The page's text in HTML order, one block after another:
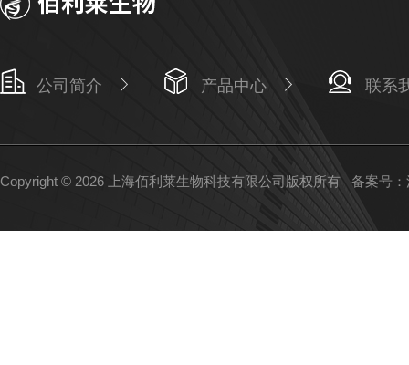
公司简介 产品中心 联系
Copyright © 2026 上海佰利莱生物科技有限公司版权所有 备案号：